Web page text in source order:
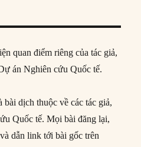
quan điểm riêng của tác giả,
án Nghiên cứu Quốc tế.
dịch thuộc về các tác giả,
Quốc tế. Mọi bài đăng lại,
dẫn link tới bài gốc trên